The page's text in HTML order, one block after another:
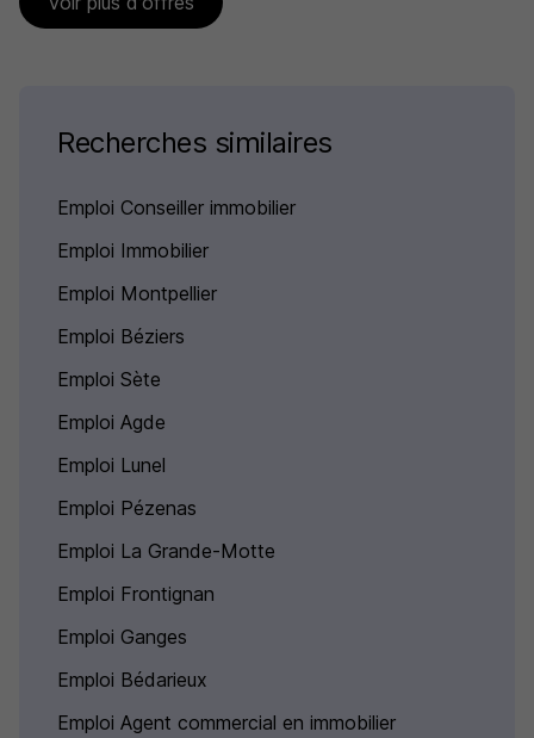
Recherches similaires
Emploi Conseiller immobilier
Emploi Immobilier
Emploi Montpellier
Emploi Béziers
Emploi Sète
Emploi Agde
Emploi Lunel
Emploi Pézenas
Emploi La Grande-Motte
Emploi Frontignan
Emploi Ganges
Emploi Bédarieux
Emploi Agent commercial en immobilier